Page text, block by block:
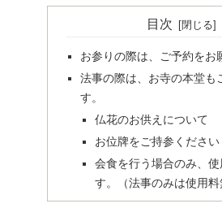
目次
お参りの際は、ご予約をお
法事の際は、お寺の本堂も
す。
仏花のお供えについて
お位牌をご持参ください
会食を行う場合のみ、使
す。（法事のみは使用料